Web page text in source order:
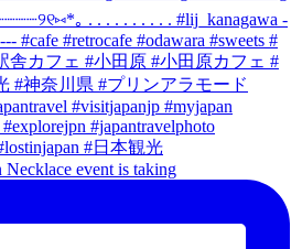
Necklace event is taking